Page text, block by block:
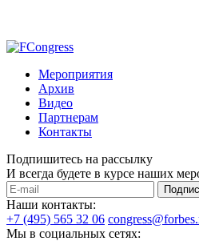
Мероприятия
Архив
Видео
Партнерам
Контакты
Подпишитесь на рассылку
И всегда будете в курсе наших
Наши контакты:
+7 (495) 565 32 06
Мы в социальных сетях: